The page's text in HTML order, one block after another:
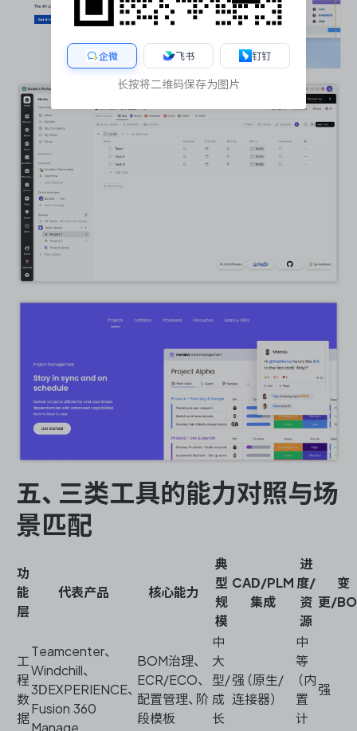
五、三类工具的能力对照与场
景匹配
功
能
层
代表产品 核心能力
典
型
规
模
CAD/PLM
集成
进
度/
资
源
变
更/
工
程
数
据
Teamcenter、
Windchill、
3DEXPERIENCE、
Fusion 360
Manage
BOM治理、
ECR/ECO、
配置管理、阶
段模板
中
大
型/
成
长
强（原生/
连接器）
中
等
（内
置
计
强
企微 飞书 钉钉
长按将二维码保存为图片